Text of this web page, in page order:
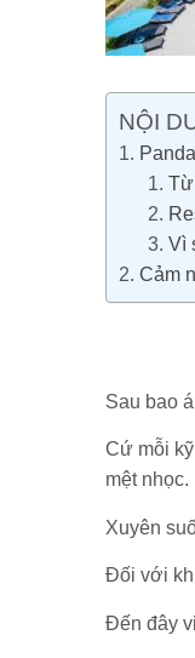
NỘI
Từ
Vì
Cảm
Sau bao
Cứ mỗi
mệt nhọc.
Xuyên
Đối với
Đến đây